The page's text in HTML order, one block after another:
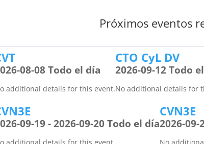
Próximos eventos
08-08 Todo el día
additional details for this event.
CTO CyL DV
2026-09-12 Todo
No additional details for
09-19 - 2026-09-20 Todo el día
CVN3E
2026-09-